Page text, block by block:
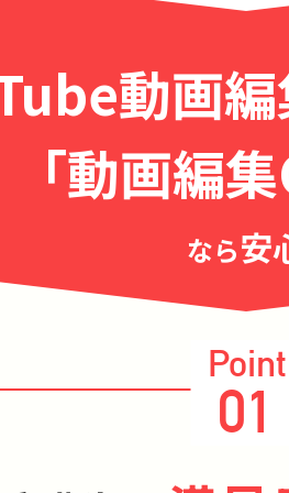
動画
「動画編
なら安
Point
01